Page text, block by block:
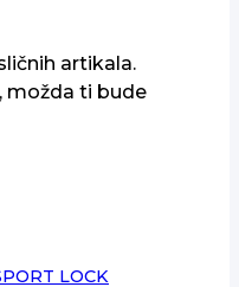
artikala.
možda ti bude